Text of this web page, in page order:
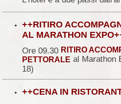
++RITIRO
AL MARATHON
Ore 09.30 RITIRO
PETTORALE al Marathon
18)
++CENA IN